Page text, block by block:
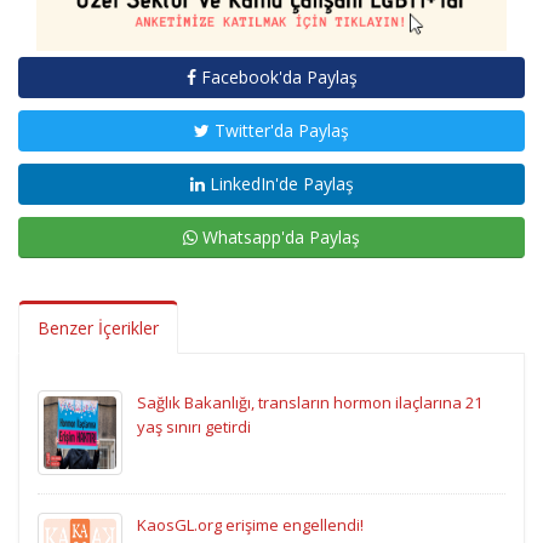
Facebook'da Paylaş
Twitter'da Paylaş
LinkedIn'de Paylaş
Whatsapp'da Paylaş
Benzer İçerikler
Sağlık Bakanlığı, transların hormon ilaçlarına 21
yaş sınırı getirdi
KaosGL.org erişime engellendi!